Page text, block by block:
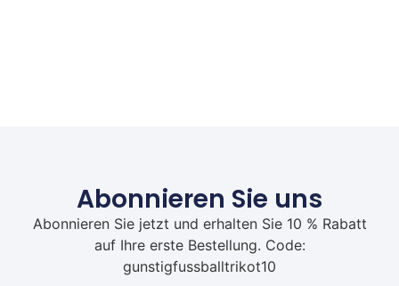
Abonnieren Sie uns
Abonnieren Sie jetzt und erhalten Sie 10 % Rabatt
auf Ihre erste Bestellung. Code:
gunstigfussballtrikot10